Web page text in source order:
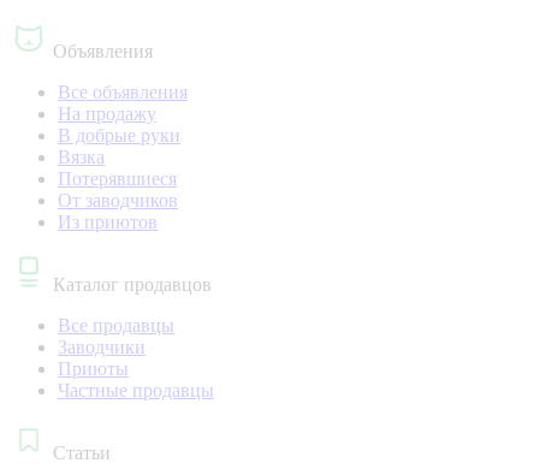
Объявления
Все объявления
На продажу
В добрые руки
Вязка
Потерявшиеся
От заводчиков
Из приютов
Каталог продавцов
Все продавцы
Заводчики
Приюты
Частные продавцы
Статьи